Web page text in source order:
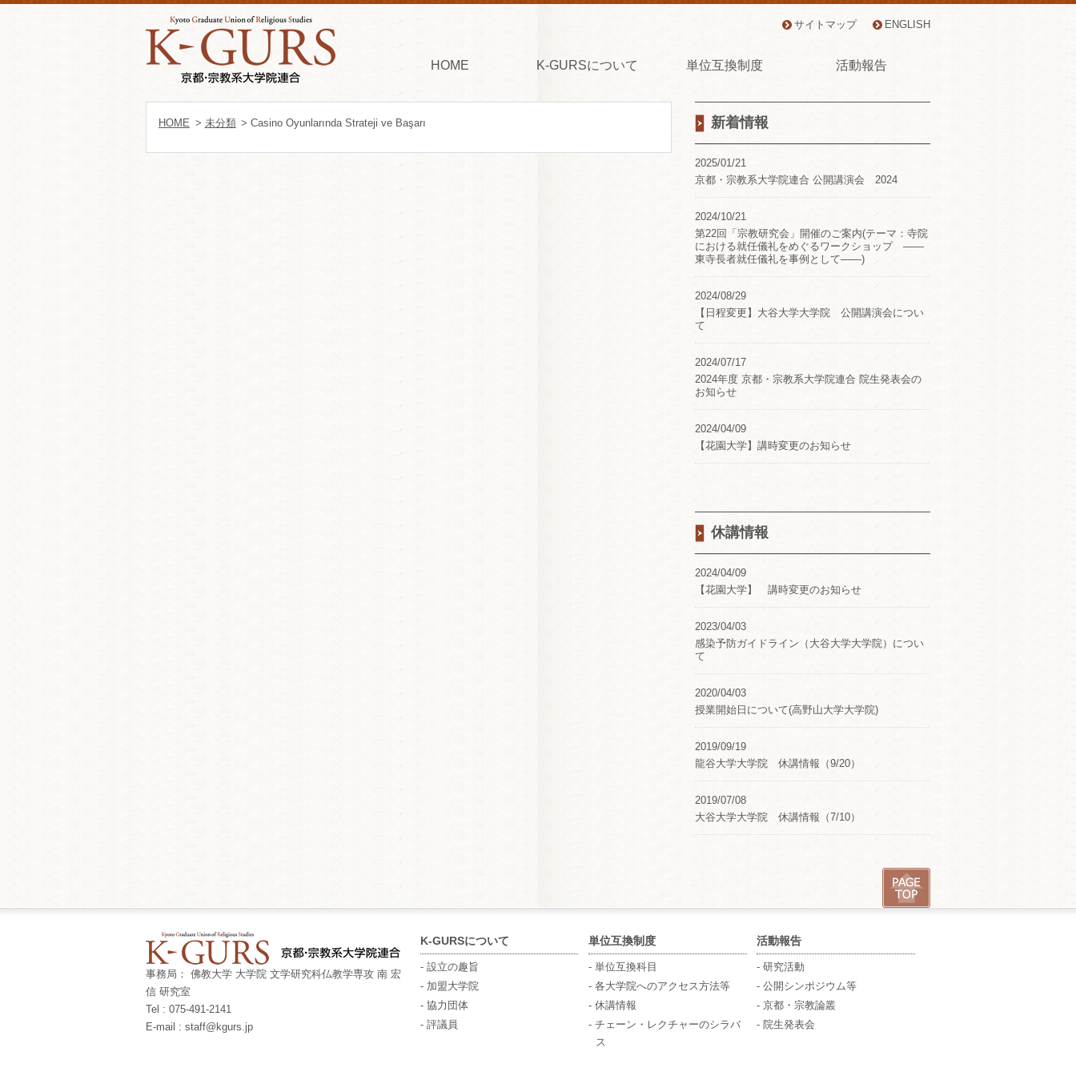
サイトマップ ENGLISH
HOME K-GURSについて 単位互換制度 活動報告
新着情報
2025/01/21
京都・宗教系大学院連合 公開講演会 2024
2024/10/21
第22回「宗教研究会」開催のご案内(テーマ：寺院
における就任儀礼をめぐるワークショップ ――
東寺長者就任儀礼を事例として――)
2024/08/29
【日程変更】大谷大学大学院 公開講演会につい
て
2024/07/17
2024年度 京都・宗教系大学院連合 院生発表会の
お知らせ
2024/04/09
【花園大学】講時変更のお知らせ
休講情報
2024/04/09
【花園大学】 講時変更のお知らせ
2023/04/03
感染予防ガイドライン（大谷大学大学院）につい
て
2020/04/03
授業開始日について(高野山大学大学院)
2019/09/19
龍谷大学大学院 休講情報（9/20）
2019/07/08
大谷大学大学院 休講情報（7/10）
HOME > 未分類 > Casino Oyunlarında Strateji ve Başarı
事務局： 佛教大学 大学院 文学研究科仏教学専攻 南 宏
信 研究室
Tel : 075-491-2141
E-mail : staff@kgurs.jp
K-GURSについて
- 設立の趣旨
- 加盟大学院
- 協力団体
- 評議員
単位互換制度
- 単位互換科目
- 各大学院へのアクセス方法等
- 休講情報
- チェーン・レクチャーのシラバ
ス
活動報告
- 研究活動
- 公開シンポジウム等
- 京都・宗教論叢
- 院生発表会